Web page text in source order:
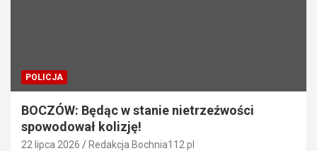
POLICJA
BOCZÓW: Będąc w stanie nietrzeźwości
spowodował kolizję!
22 lipca 2026 Redakcja Bochnia112.pl